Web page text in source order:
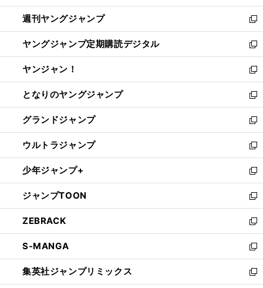
開
く
ウ
で
開
く
ン
ド
ウ
で
開
く
ウ
ィ
ン
ド
ウ
で
開
く
週刊ヤングジャンプ
新
し
い
ウ
ィ
ン
ド
ウ
で
開
く
ヤングジャンプ定期購読デジタル
新
し
い
ウ
ィ
ン
ド
ウ
で
開
く
ヤンジャン！
新
し
い
ウ
ィ
ン
ド
ウ
で
開
く
となりのヤングジャンプ
新
し
い
ウ
ィ
ン
ド
ウ
で
開
く
グランドジャンプ
新
し
い
ウ
ィ
ン
ド
ウ
で
開
く
ウルトラジャンプ
新
し
い
ウ
ィ
ン
ド
ウ
で
開
く
少年ジャンプ+
新
し
い
ウ
ィ
ン
ド
ウ
で
開
ジャンプTOON
新
し
い
ウ
ィ
ン
ド
ウ
ZEBRACK
新
し
い
ウ
ィ
ン
S-MANGA
新
し
い
ウ
集英社ジャンプリミックス
新